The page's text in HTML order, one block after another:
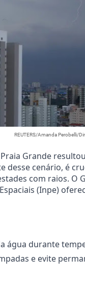
REUTERS/Amanda Perobelli/
Grande
desse cenário, é
com raios. O
(Inpe)
água durante
e evite